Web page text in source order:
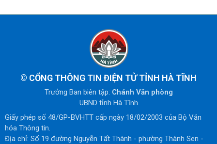
© CỔNG THÔNG TIN ĐIỆN TỬ TỈNH HÀ TĨNH
Trưởng Ban biên tập: Chánh Văn phòng
UBND tỉnh Hà Tĩnh
Giấy phép số 48/GP-BVHTT cấp ngày 18/02/2003 của Bộ Văn
hóa Thông tin.
Địa chỉ: Số 19 đường Nguyễn Tất Thành - phường Thành Sen -